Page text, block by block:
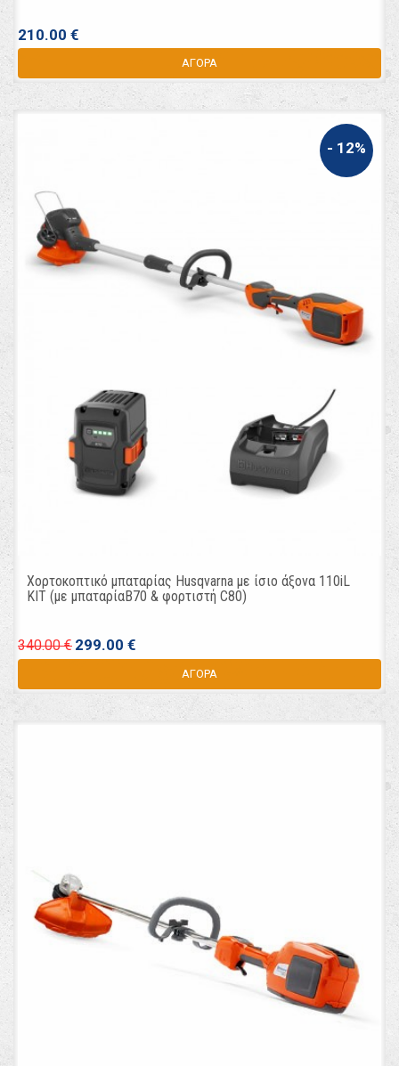
210.00 €
ΑΓΟΡΑ
- 12%
Χορτοκοπτικό μπαταρίας Husqvarna με ίσιο άξονα 110iL
KIT (με μπαταρίαB70 & φορτιστή C80)
340.00 € 299.00 €
ΑΓΟΡΑ